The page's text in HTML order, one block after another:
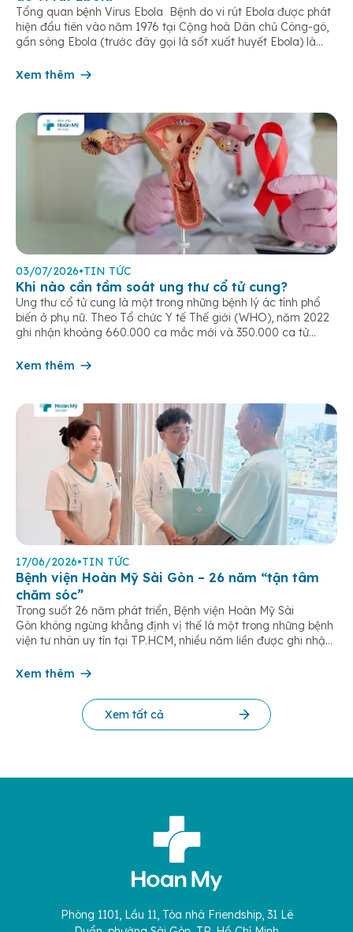
Tổng quan bệnh Virus Ebola Bệnh do vi rút Ebola được phát
hiện đầu tiên vào năm 1976 tại Cộng hoà Dân chủ Công-gô,
gần sông Ebola (trước đây gọi là sốt xuất huyết Ebola) là
dịch. Bệnh lây truyền do tiếp xúc trực […]
Xem thêm
03/07/2026•TIN TỨC
Khi nào cần tầm soát ung thư cổ tử cung?
Ung thư cổ tử cung là một trong những bệnh lý ác tính phổ
biến ở phụ nữ. Theo Tổ chức Y tế Thế giới (WHO), năm 2022
ghi nhận khoảng 660.000 ca mắc mới và 350.000 ca tử
cổ tử […]
Xem thêm
17/06/2026•TIN TỨC
Bệnh viện Hoàn Mỹ Sài Gòn – 26 năm “tận tâm
chăm sóc”
Trong suốt 26 năm phát triển, Bệnh viện Hoàn Mỹ Sài
Gòn không ngừng khẳng định vị thế là một trong những bệnh
viện tư nhân uy tín tại TP.HCM, nhiều năm liền được ghi nhận
tiêu chí đánh giá của Bộ y tế. Điều tạo nên giá trị của […]
Xem thêm
Xem tất cả
Phòng 1101, Lầu 11, Tòa nhà Friendship, 31 Lê